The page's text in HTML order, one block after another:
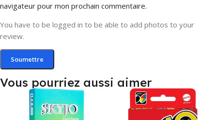
navigateur pour mon prochain commentaire.
You have to be logged in to be able to add photos to your
review.
Vous pourriez aussi aimer